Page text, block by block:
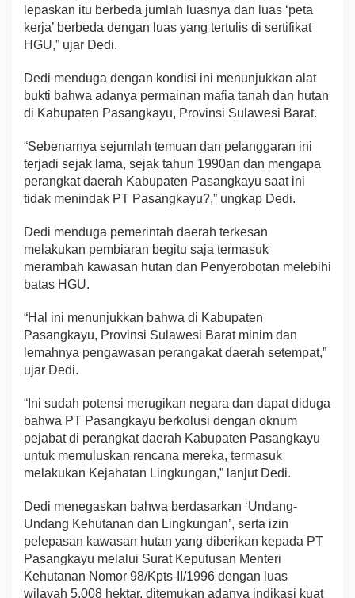
lepaskan itu berbeda jumlah luasnya dan luas ‘peta
kerja’ berbeda dengan luas yang tertulis di sertifikat
HGU,” ujar Dedi.
Dedi menduga dengan kondisi ini menunjukkan alat
bukti bahwa adanya permainan mafia tanah dan hutan
di Kabupaten Pasangkayu, Provinsi Sulawesi Barat.
“Sebenarnya sejumlah temuan dan pelanggaran ini
terjadi sejak lama, sejak tahun 1990an dan mengapa
perangkat daerah Kabupaten Pasangkayu saat ini
tidak menindak PT Pasangkayu?,” ungkap Dedi.
Dedi menduga pemerintah daerah terkesan
melakukan pembiaran begitu saja termasuk
merambah kawasan hutan dan Penyerobotan melebihi
batas HGU.
“Hal ini menunjukkan bahwa di Kabupaten
Pasangkayu, Provinsi Sulawesi Barat minim dan
lemahnya pengawasan perangakat daerah setempat,”
ujar Dedi.
“Ini sudah potensi merugikan negara dan dapat diduga
bahwa PT Pasangkayu berkolusi dengan oknum
pejabat di perangkat daerah Kabupaten Pasangkayu
untuk memuluskan rencana mereka, termasuk
melakukan Kejahatan Lingkungan,” lanjut Dedi.
Dedi menegaskan bahwa berdasarkan ‘Undang-
Undang Kehutanan dan Lingkungan’, serta izin
pelepasan kawasan hutan yang diberikan kepada PT
Pasangkayu melalui Surat Keputusan Menteri
Kehutanan Nomor 98/Kpts-II/1996 dengan luas
wilayah 5.008 hektar, ditemukan adanya indikasi kuat